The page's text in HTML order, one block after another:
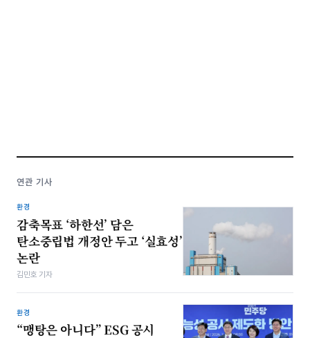
연관 기사
환경
감축목표 ‘하한선’ 담은
탄소중립법 개정안 두고 ‘실효성’
논란
김민호 기자
환경
“맹탕은 아니다” ESG 공시